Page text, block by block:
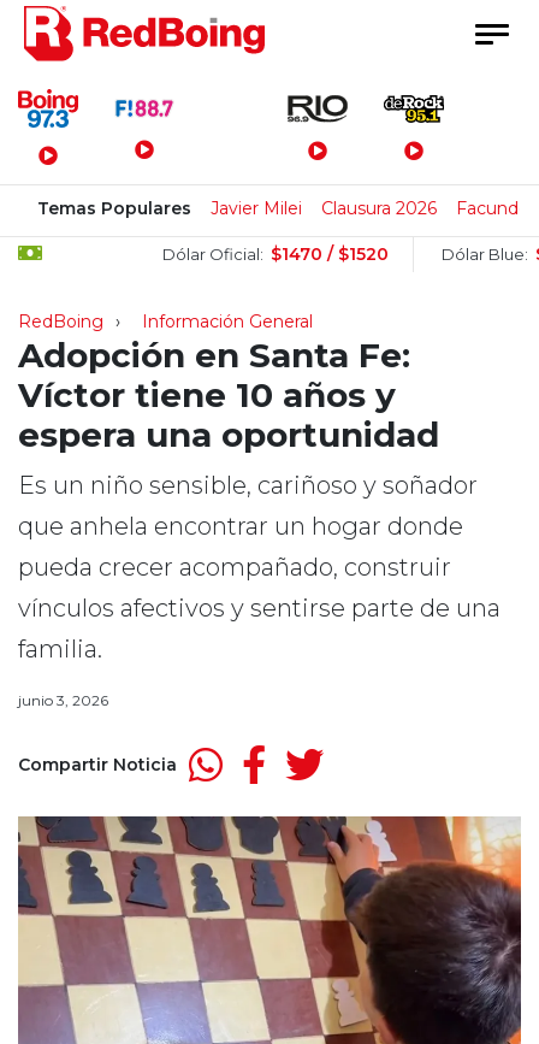
Menú Principal
Temas Populares Javier Milei Clausura 2026 Facundo
Dólar Oficial: $1470 / $1520 Dólar Blue:
RedBoing Información General
Adopción en Santa Fe:
Víctor tiene 10 años y
espera una oportunidad
Es un niño sensible, cariñoso y soñador
que anhela encontrar un hogar donde
pueda crecer acompañado, construir
vínculos afectivos y sentirse parte de una
familia.
junio 3, 2026
Compartir Noticia